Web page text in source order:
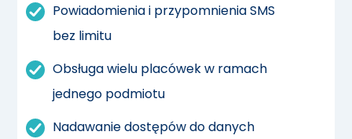
Powiadomienia i przypomnienia SMS
bez limitu
Obsługa wielu placówek w ramach
jednego podmiotu
Nadawanie dostępów do danych